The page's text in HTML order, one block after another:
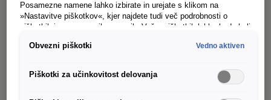
Legendarno in praktično: ležišče na strehi. V novi
lahko aluminijasto strešno konstrukcijo in
Posamezne namene lahko izbirate in urejate s klikom na
»Nastavitve piškotkov«, kjer najdete tudi več podrobnosti o
piškotkih in posameznih namenih. Več o piškotkih lahko kadarkoli
privolitve.
Obvezni piškotki Vedno aktiven
Piškotki za učinkovitost delovanja